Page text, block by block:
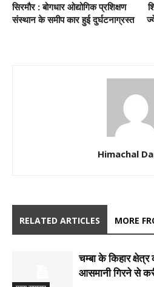
सिरमौर : बोगधार ओद्योगिक प्रशिक्षण
संस्थान के समीप कार हुई दुर्घटनाग्रस्त
Himachal
RELATED ARTICLES MORE
चम्बा के किहार
आसमानी गिरने से